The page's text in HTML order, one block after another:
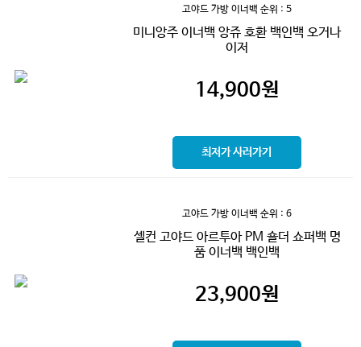
고야드 가방 이너백 순위 : 5
미니앙주 이너백 앙쥬 호환 백인백 오거나
이저
14,900원
최저가 사러가기
고야드 가방 이너백 순위 : 6
셀컨 고야드 아르투아 PM 숄더 쇼퍼백 명
품 이너백 백인백
23,900원